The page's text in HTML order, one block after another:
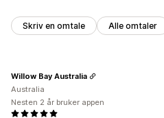
Skriv en omtale Alle omtaler
Willow Bay Australia
Australia
Nesten 2 år bruker appen